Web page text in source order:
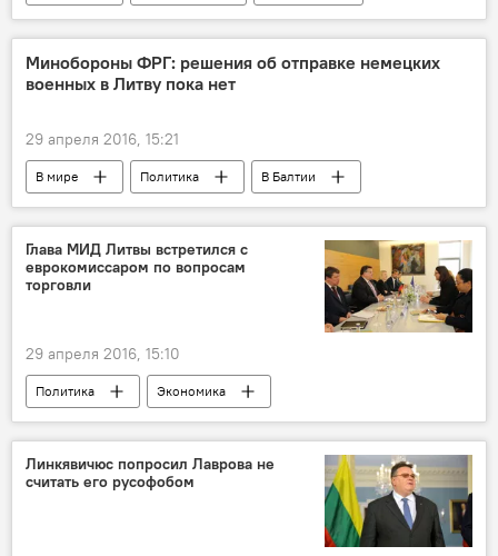
Минобороны ФРГ: решения об отправке немецких
военных в Литву пока нет
29 апреля 2016, 15:21
В мире Политика
В Балтии
Батальоны НАТО в Балтии и Польше
Глава МИД Литвы встретился с
еврокомиссаром по вопросам
торговли
29 апреля 2016, 15:10
Политика Экономика
Линкявичюс попросил Лаврова не
считать его русофобом